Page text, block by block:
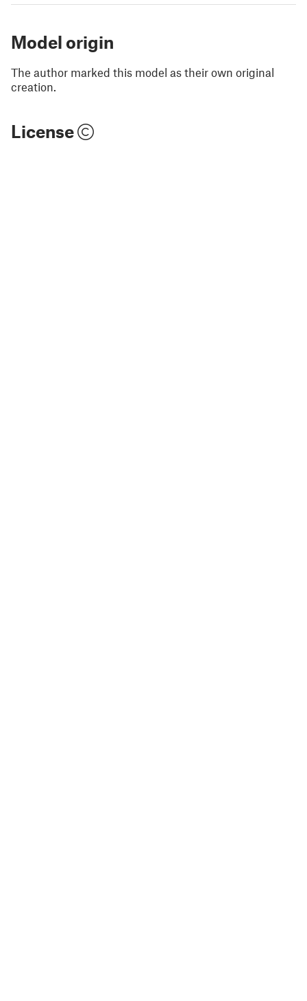
Model origin
The author marked this model as their own original
creation.
License